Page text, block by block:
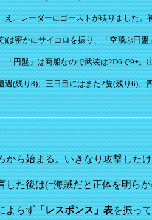
、レーダーにゴーストが映りました。
密かにサイコロを振り、「空飛ぶ円
円盤」は商船なので武装は2D6で9+
(残り8)、三日目にはまた2隻(残り6)、
から始まる。いきなり攻撃した
た後は(=海賊だと正体を明ら
よらず「レスポンス」表を振っ